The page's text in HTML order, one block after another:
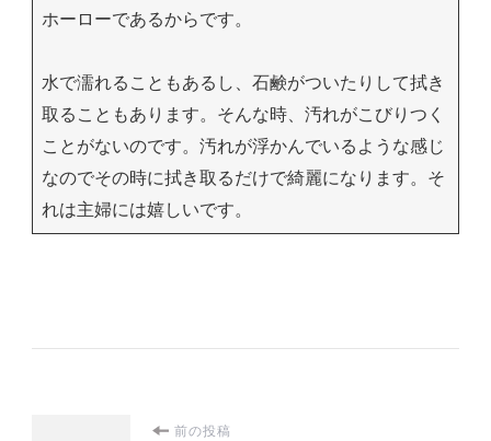
ホーローであるからです。
水で濡れることもあるし、石鹸がついたりして拭き
取ることもあります。そんな時、汚れがこびりつく
ことがないのです。汚れが浮かんでいるような感じ
なのでその時に拭き取るだけで綺麗になります。そ
れは主婦には嬉しいです。
前の投稿